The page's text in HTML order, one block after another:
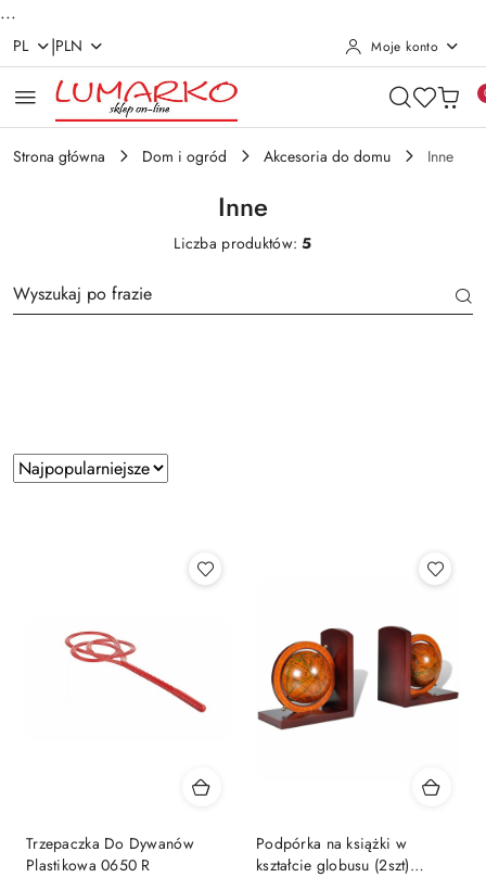
...
Przejdź do treści głównej
Przejdź do wyszukiwarki
Przejdź do moje konto
Przejdź do menu głównego
Przejdź do stopki
PL |PLN Moje konto
Strona główna Dom i ogród Akcesoria do domu Inne
Inne
Liczba produktów:5
Zastosowano
sortowanie:
Sortuj
według
Trzepaczka Do Dywanów
Plastikowa 0650 R
Podpórka na książki w
kształcie globusu (2szt)